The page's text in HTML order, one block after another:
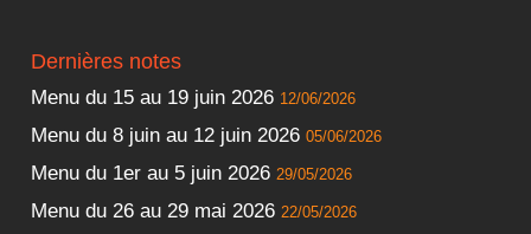
Dernières notes
Menu du 15 au 19 juin 2026 12/06/2026
Menu du 8 juin au 12 juin 2026 05/06/2026
Menu du 1er au 5 juin 2026 29/05/2026
Menu du 26 au 29 mai 2026 22/05/2026